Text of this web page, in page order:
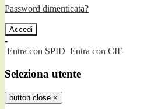
Password dimenticata?
-
Entra con SPID Entra con CIE
Seleziona utente
button close ×